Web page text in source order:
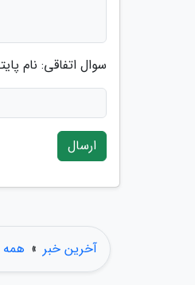
سوال اتفاقی: نام
ارسال
آخرین خبر » همه